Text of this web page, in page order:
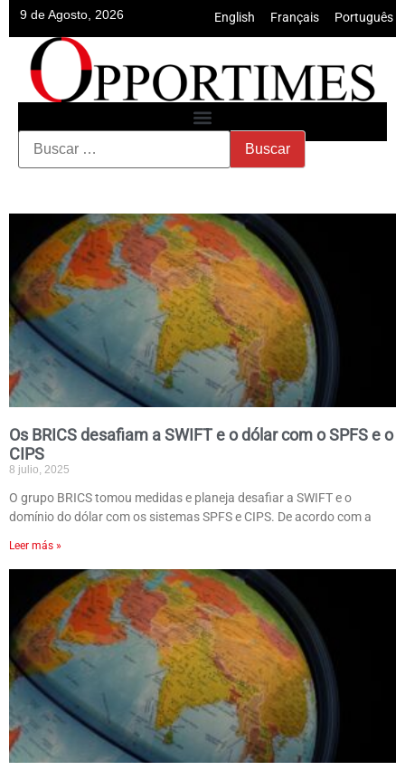
9 de Agosto, 2026 English Français Português
Os BRICS desafiam a SWIFT e o dólar com o SPFS e o
CIPS
8 julio, 2025
O grupo BRICS tomou medidas e planeja desafiar a SWIFT e o
domínio do dólar com os sistemas SPFS e CIPS. De acordo com a
Leer más »